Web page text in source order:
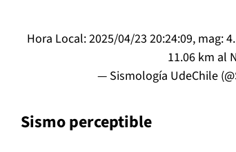
Hora Local: 2025/04/23 20:24:09, mag:
11.06 km al
— Sismología UdeChile
Sismo perceptible